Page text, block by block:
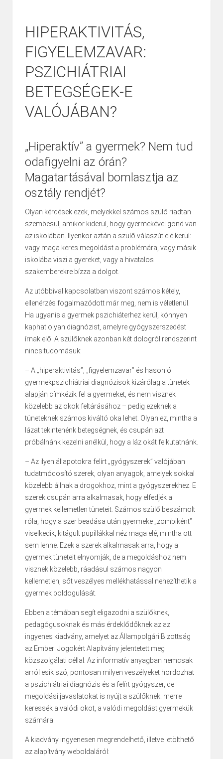
HIPERAKTIVITÁS,
FIGYELEMZAVAR:
PSZICHIÁTRIAI
BETEGSÉGEK-E
VALÓJÁBAN?
„Hiperaktív” a gyermek? Nem tud
odafigyelni az órán?
Magatartásával bomlasztja az
osztály rendjét?
Olyan kérdések ezek, melyekkel számos szülő riadtan
szembesül, amikor kiderül, hogy gyermekével gond van
az iskolában. Ilyenkor aztán a szülő válaszút elé kerül:
vagy maga keres megoldást a problémára, vagy másik
iskolába viszi a gyereket, vagy a hivatalos
szakemberekre bízza a dolgot.
Az utóbbival kapcsolatban viszont számos kétely,
ellenérzés fogalmazódott már meg, nem is véletlenül.
Ha ugyanis a gyermek pszichiáterhez kerül, könnyen
kaphat olyan diagnózist, amelyre gyógyszerszedést
írnak elő. A szülőknek azonban két dologról rendszerint
nincs tudomásuk:
– A „hiperaktivitás”, „figyelemzavar” és hasonló
gyermekpszichiátriai diagnózisok kizárólag a tünetek
alapján címkézik fel a gyermeket, és nem visznek
közelebb az okok feltárásához – pedig ezeknek a
tüneteknek számos kiváltó oka lehet. Olyan ez, mintha a
lázat tekintenénk betegségnek, és csupán azt
próbálnánk kezelni anélkül, hogy a láz okát felkutatnánk.
– Az ilyen állapotokra felírt „gyógyszerek” valójában
tudatmódosító szerek, olyan anyagok, amelyek sokkal
közelebb állnak a drogokhoz, mint a gyógyszerekhez. E
szerek csupán arra alkalmasak, hogy elfedjék a
gyermek kellemetlen tüneteit. Számos szülő beszámolt
róla, hogy a szer beadása után gyermeke „zombiként”
viselkedik, kitágult pupillákkal néz maga elé, mintha ott
sem lenne. Ezek a szerek alkalmasak arra, hogy a
gyermek tüneteit elnyomják, de a megoldáshoz nem
visznek közelebb, ráadásul számos nagyon
kellemetlen, sőt veszélyes mellékhatással nehezíthetik a
gyermek boldogulását.
Ebben a témában segít eligazodni a szülőknek,
pedagógusoknak és más érdeklődőknek az az
ingyenes kiadvány, amelyet az Állampolgári Bizottság
az Emberi Jogokért Alapítvány jelentetett meg
közszolgálati céllal. Az informatív anyagban nemcsak
arról esik szó, pontosan milyen veszélyeket hordozhat
a pszichiátriai diagnózis és a felírt gyógyszer, de
megoldási javaslatokat is nyújt a szülőknek: merre
keressék a valódi okot, a valódi megoldást gyermekük
számára.
A kiadvány ingyenesen megrendelhető, illetve letölthető
az alapítvány weboldaláról: